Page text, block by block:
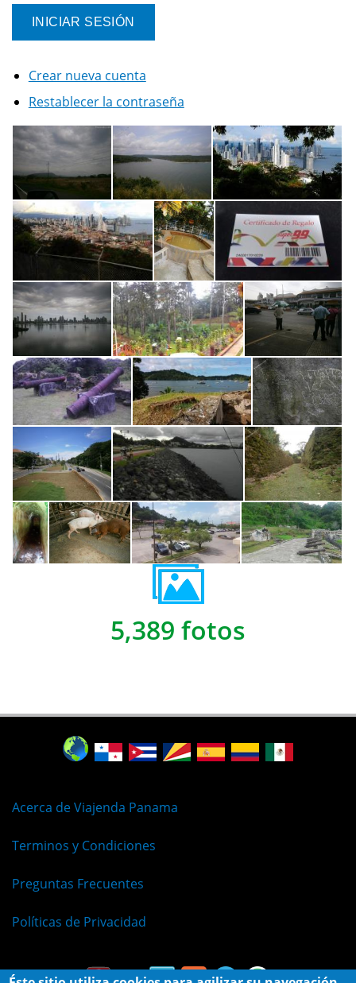
Crear nueva cuenta
Restablecer la contraseña
5,389 fotos
Acerca de Viajenda Panama
Terminos y Condiciones
Preguntas Frecuentes
Políticas de Privacidad